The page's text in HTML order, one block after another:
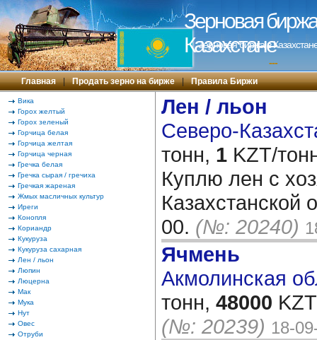
Зерновая
Казахстане
Зерновая биржа в
---
Главная | Продать зерно на бирже | Правила Биржи
Вика
Горох желтый
Горох зеленый
Горчица белая
Горчица желтая
Горчица черная
Гречка белая
Гречка сырая / гречиха
Гречкая жареная
Жмых масличных культур
Иреги
Конопля
Кориандр
Кукуруза
Кукуруза сахарная
Лен / льон
Люпин
Люцерна
Мак
Мука
Нут
Овес
Отруби
Лен / льон
Северо-
тонн, 1 KZT/
Куплю лен с
Казахстанской
00. (№: 20240)
Ячмень
Акмолинская
тонн, 48000
(№: 20239) 18-